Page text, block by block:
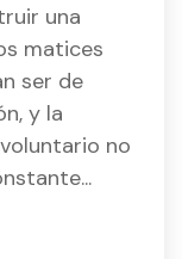
una
matices
ser de
y la
no